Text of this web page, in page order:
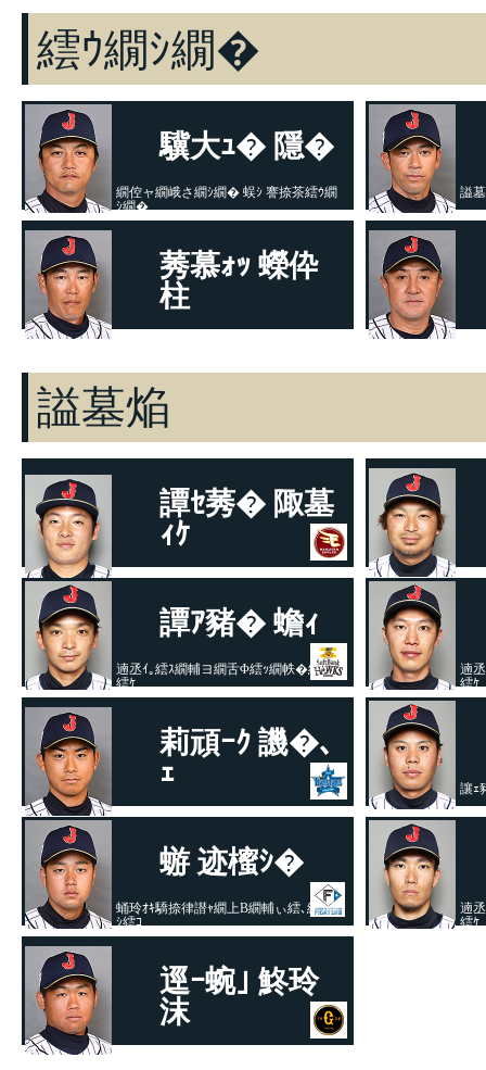
繧ｳ繝ｼ繝�
驥大ｭ� 隱�
繝倥ャ繝峨さ繝ｼ繝� 蜈ｼ 謇捺茶繧ｳ繝
ｼ繝�
謚
莠慕ｫｯ 蠑伜
柱
謚墓焔
譚ｾ莠� 陬墓
ｨｹ
譚ｱ蛹玲･ｽ螟ｩ繧ｴ繝ｼ繝ｫ繝�Φ繧､繝ｼ
荳ｭ
譚ｱ豬� 蟾ｨ
遖丞ｲ｡繧ｽ繝輔ヨ繝舌Φ繧ｯ繝帙�繧ｯ
繧ｹ
遖
繧ｹ
莉頑ｰｸ 譏�､
ｪ
讓ｪ豬廛eNA繝吶う繧ｹ繧ｿ繝ｼ繧ｺ
讓ｪ
蝣 迹櫁ｼ�
蛹玲ｵｷ驕捺律譛ｬ繝上Β繝輔ぃ繧､繧ｿ繝
ｼ繧ｺ
遖
繧ｹ
逕ｰ蜿｣ 鮗玲
沫